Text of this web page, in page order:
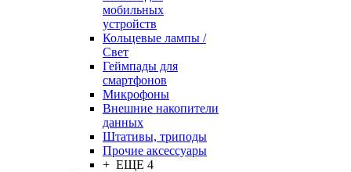
мобильных
устройств
Кольцевые лампы /
Свет
Геймпады для
смартфонов
Микрофоны
Внешние накопители
данных
Штативы, триподы
Прочие аксессуары
+ ЕЩЕ 4